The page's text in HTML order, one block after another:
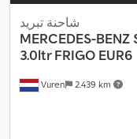
Vuren 2.439 km
شاحنة تبريد
MERCEDES-BENZ
3.0ltr FRIGO EUR6